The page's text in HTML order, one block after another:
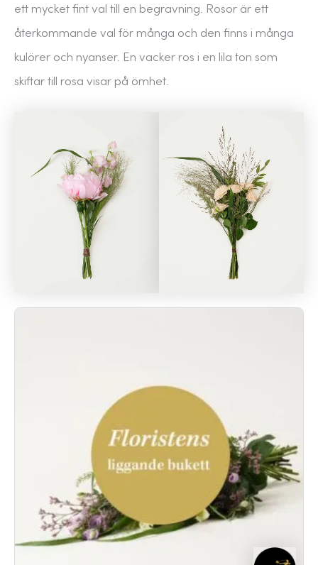
ett mycket fint val till en begravning. Rosor är ett
återkommande val för många och den finns i många
kulörer och nyanser. En vacker ros i en lila ton som
skiftar till rosa visar på ömhet.